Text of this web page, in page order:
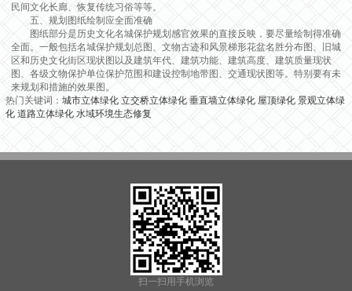
民间文化长廊、恢复传统习俗等等。
五、规划图纸绘制应全面准确
图纸部分是历史文化名城保护规划感官效果的直接反映，要尽量绘制得准确
全面。一般包括名城保护规划总图、文物古迹和风景梯形花盆名胜分布图、旧城
区和历史文化街区现状图以及建筑年代、建筑功能、建筑高度、建筑质量现状
图、各级文物保护单位保护范围和建设控制地带图、交通现状图等。特别要有未
来规划和措施的效果图。
热门关键词： 城市立体绿化 立交桥立体绿化 垂直墙立体绿化 屋顶绿化 景观立体绿
化 道路立体绿化 水域环境生态修复
扫一扫用手机浏览